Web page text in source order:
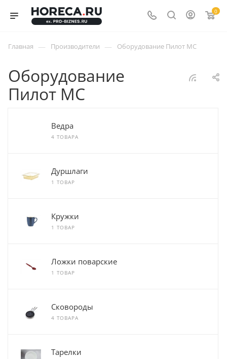
0
Главная — Производители — Оборудование Пилот МС
Оборудование
Пилот МС
Ведра
4 ТОВАРА
Дуршлаги
1 ТОВАР
Кружки
1 ТОВАР
Ложки поварские
1 ТОВАР
Сковороды
4 ТОВАРА
Тарелки